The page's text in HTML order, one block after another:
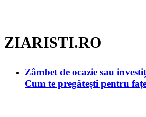
ZIARISTI.RO
Zâmbet de ocazie sau
Cum te pregătești pentru